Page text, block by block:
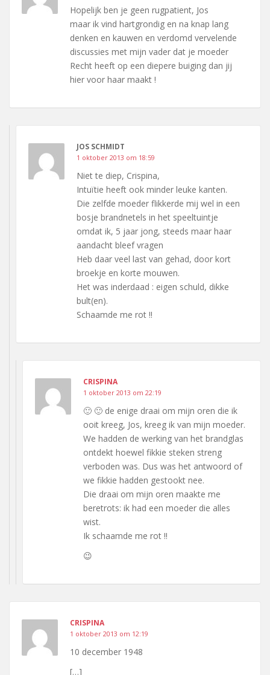
Hopelijk ben je geen rugpatient, Jos
maar ik vind hartgrondig en na knap lang
denken en kauwen en verdomd vervelende
discussies met mijn vader dat je moeder
Recht heeft op een diepere buiging dan jij
hier voor haar maakt !
JOS SCHMIDT
1 oktober 2013 om 18:59
Niet te diep, Crispina,
Intuïtie heeft ook minder leuke kanten.
Die zelfde moeder flikkerde mij wel in een
bosje brandnetels in het speeltuintje
omdat ik, 5 jaar jong, steeds maar haar
aandacht bleef vragen
Heb daar veel last van gehad, door kort
broekje en korte mouwen.
Het was inderdaad : eigen schuld, dikke
bult(en).
Schaamde me rot !!
CRISPINA
1 oktober 2013 om 22:19
🙂 🙂 de enige draai om mijn oren die ik
ooit kreeg, Jos, kreeg ik van mijn moeder.
We hadden de werking van het brandglas
ontdekt hoewel fikkie steken streng
verboden was. Dus was het antwoord of
we fikkie hadden gestookt nee.
Die draai om mijn oren maakte me
beretrots: ik had een moeder die alles
wist.
Ik schaamde me rot !!
😉
CRISPINA
1 oktober 2013 om 12:19
10 december 1948
[…]